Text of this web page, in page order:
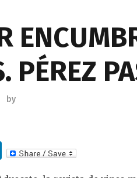
PÉREZ
by
Li
n